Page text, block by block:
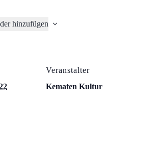
hinzufügen
Veranstalter
Kematen Kultur